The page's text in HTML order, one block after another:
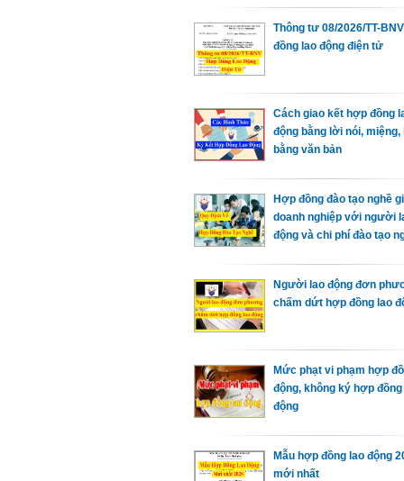
Thông tư 08/2026/TT-
đồng lao động điện tử
Cách giao kết hợp đồng
động bằng lời nói, miệng,
bằng văn bản
Hợp đồng đào tạo nghề
doanh nghiệp với người
động và chi phí đào tạo
Người lao động đơn
chấm dứt hợp đồng lao
Mức phạt vi phạm hợp
động, không ký hợp đồng
động
Mẫu hợp đồng lao động
mới nhất